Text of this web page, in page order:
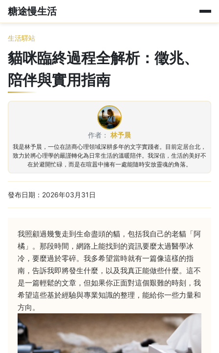
糖途慢生活
生活驛站
貓咪臨終過程全解析：徵兆、
陪伴與實用指南
作者： 林予晨
我是林予晨，一位在諮商心理領域深耕多年的文字實踐者。目前定居台北，
致力於將心理學的嚴謹轉化為日常生活的溫暖陪伴。我深信，生活的美好不
在於避開忙碌，而是在喧囂中擁有一處能隨時安放靈魂的角落。
發布日期：2026年03月31日
我照顧過幾隻走到生命盡頭的貓，包括我自己的老貓「阿
橘」。那段時間，網路上能找到的資訊要麼太過醫學冰
冷，要麼過於零碎。我多希望當時就有一篇像這樣的指
南，告訴我即將發生什麼，以及我真正能做些什麼。這不
是一篇輕鬆的文章，但如果你正面對這個艱難的時刻，我
希望這些基於經驗與專業知識的整理，能給你一些力量和
方向。